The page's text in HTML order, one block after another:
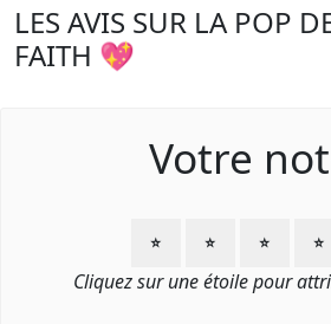
LES AVIS SUR LA POP
FAITH 💖
Votre
⭐ ⭐ ⭐ ⭐
Cliquez sur une étoile pour